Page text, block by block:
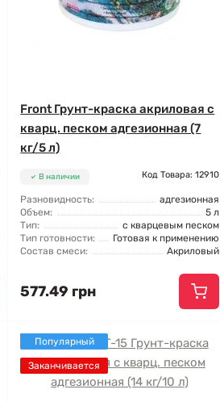
Front Грунт-краска акриловая с
кварц. песком адгезионная (7
кг/5 л)
В наличии Код Товара: 12910
Разновидность:
адгезионная
Объем:
5 л
Тип:
с кварцевым песком
Тип готовности:
Готовая к применению
Состав смеси:
Акриловый
577.49 грн
Популярный
Заканчивается